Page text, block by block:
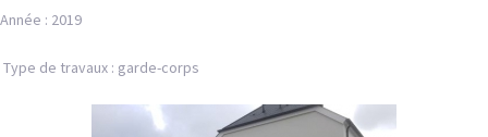
Année : 2019
Type de travaux : garde-corps